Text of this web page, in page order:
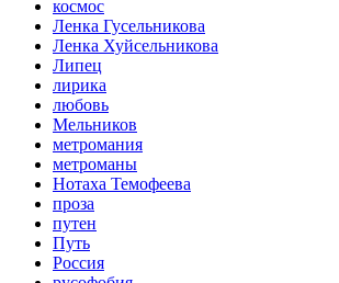
космос
Ленка Гусельникова
Ленка Хуйсельникова
Липец
лирика
любовь
Мельников
метромания
метроманы
Нотаха Темофеева
проза
путен
Путь
Россия